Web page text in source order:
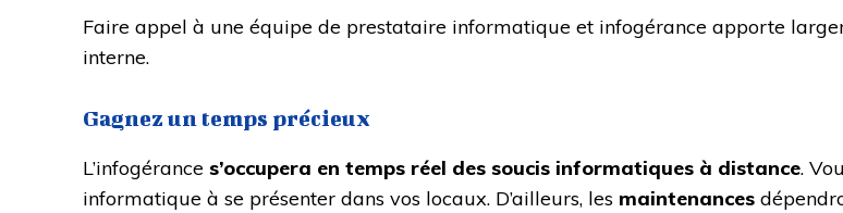
Faire appel à une équipe de prestataire informatique et infogérance apporte
interne.
Gagnez un temps précieux
L’infogérance s’occupera en temps réel des soucis informatiques à distance.
informatique à se présenter dans vos locaux. D’ailleurs, les maintenances